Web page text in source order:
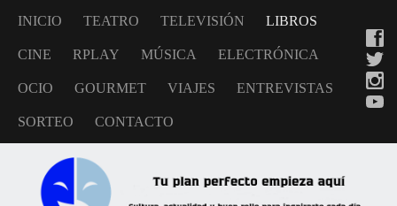
INICIO TEATRO TELEVISIÓN LIBROS
CINE RPLAY MÚSICA ELECTRÓNICA
OCIO GOURMET VIAJES ENTREVISTAS
SORTEO CONTACTO